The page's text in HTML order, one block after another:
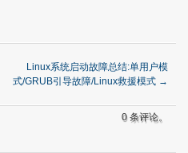
Linux系统启动故障总结:单用户模
式/GRUB引导故障/Linux救援模式 →
0 条评论。